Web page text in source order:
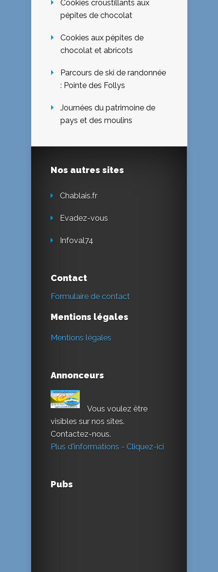
Cookies croustillants aux
pépites de chocolat
Cookies aux pépites de
chocolat et abricots
Parcours de ski de randonnée
: Pointe des Follys
Journées du patrimoine de
pays et des moulins
Nos autres sites
Chablais.fr
Evadez-vous
Infoval74
Contact
Formulaire de contact
Mentions légales
Mentions légales
Annonceurs
Vous voulez être
visibles sur nos sites.
Contactez-nous.
Plus d'informations - Cliquez-ici
Pubs